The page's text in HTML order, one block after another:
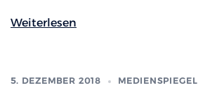
Weiterlesen
5. DEZEMBER 2018 MEDIENSPIEGEL